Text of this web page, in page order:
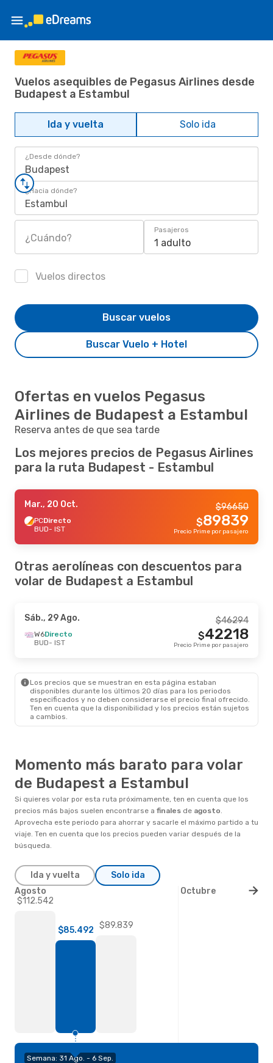
Vuelos asequibles de Pegasus Airlines desde
Budapest a Estambul
Ida y vuelta Solo ida
¿Desde dónde?
Budapest
¿Hacia dónde?
Estambul
¿Cuándo?
Pasajeros
1 adulto
Vuelos directos
Buscar Vuelo + Hotel
Buscar vuelos
Ofertas en vuelos Pegasus
Airlines de Budapest a Estambul
Reserva antes de que sea tarde
Los mejores precios de Pegasus Airlines
para la ruta Budapest - Estambul
Mar., 20 Oct.
PCDirecto
BUD- IST
96650
$
89839
$
Precio Prime por pasajero
Otras aerolíneas con descuentos para
volar de Budapest a Estambul
Sáb., 29 Ago.
W6Directo
BUD- IST
46294
$
42218
$
Precio Prime por pasajero
Los precios que se muestran en esta página estaban
disponibles durante los últimos 20 días para los periodos
especificados y no deben considerarse el precio final ofrecido.
Ten en cuenta que la disponibilidad y los precios están sujetos
a cambios.
Momento más barato para volar
de Budapest a Estambul
Si quieres volar por esta ruta próximamente, ten en cuenta que los
precios más bajos suelen encontrarse a finales de agosto.
Aprovecha este periodo para ahorrar y sacarle el máximo partido a tu
viaje. Ten en cuenta que los precios pueden variar después de la
búsqueda.
Ida y vuelta Solo ida
Semana: 31 Ago. - 6 Sep.
$112.542
$85.492 $89.839
Agosto Octubre